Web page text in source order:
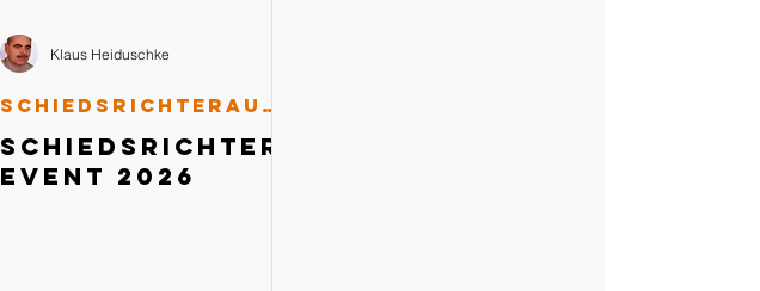
Schiedsrichter-
Event 2026
Schiedsrichterausschuss
Klaus Heiduschke